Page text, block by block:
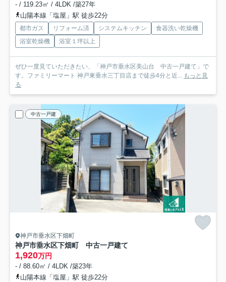
- / 119.23㎡ / 4LDK /築27年
山陽本線「塩屋」駅 徒歩22分
都市ガス リフォーム済 システムキッチン
食器洗い乾燥機
浴室乾燥機
浴室１坪以上
ぜひ一度見ていただきたい、「神戸市垂水区美山台 中古一戸建て」で
す。ファミリーマート 神戸東垂水三丁目店まで徒歩4分と近... もっと見
る
中古一戸建
神戸市垂水区下畑町
神戸市垂水区下畑町 中古一戸建て
1,920万円
- / 88.60㎡ / 4LDK /築23年
山陽本線「塩屋」駅 徒歩22分